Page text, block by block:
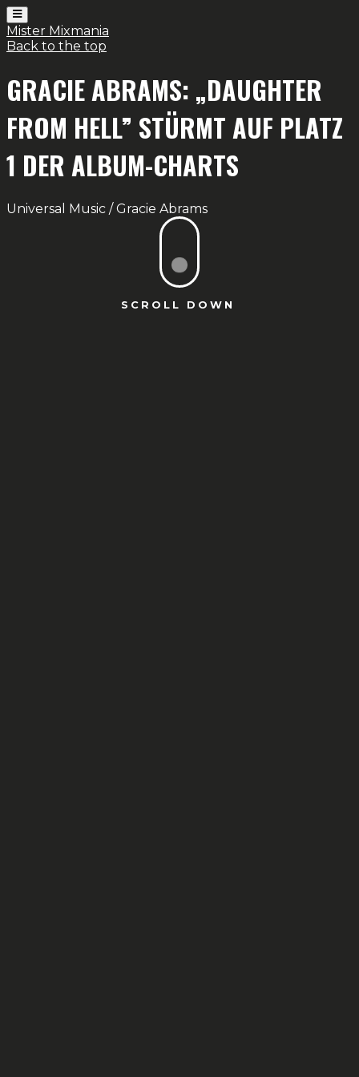
Mister Mixmania
Back to the top
GRACIE ABRAMS: „DAUGHTER
FROM HELL” STÜRMT AUF PLATZ
1 DER ALBUM-CHARTS
Universal Music / Gracie Abrams